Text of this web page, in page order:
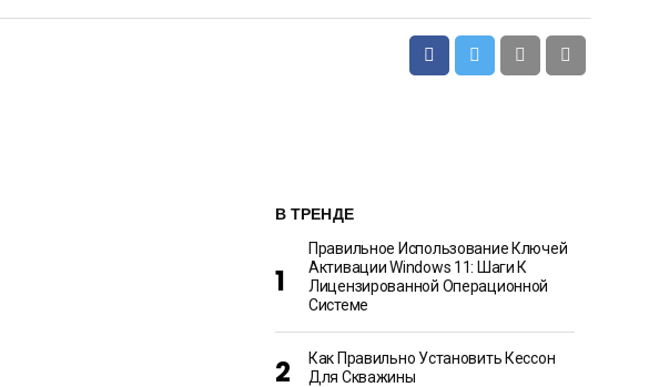
В ТРЕНДЕ
Правильное Использование Ключей
Активации Windows 11: Шаги К
Лицензированной Операционной
Системе
Как Правильно Установить Кессон
Для Скважины